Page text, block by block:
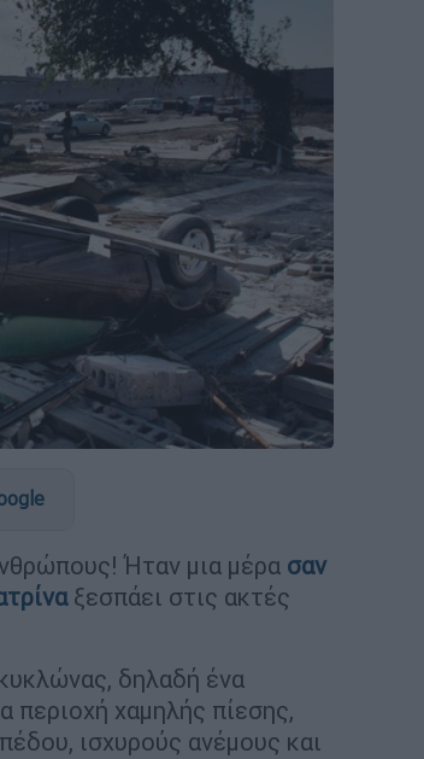
Ήταν μια μέρα σαν
ξεσπάει στις ακτές
δηλαδή ένα
περιοχή χαμηλής πίεσης,
ισχυρούς ανέμους και